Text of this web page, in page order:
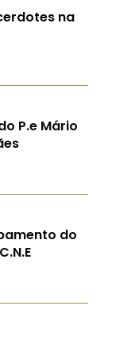
na
P.e Mário
do